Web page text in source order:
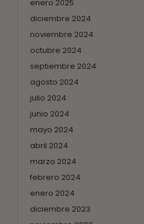
enero 2025
diciembre 2024
noviembre 2024
octubre 2024
septiembre 2024
agosto 2024
julio 2024
junio 2024
mayo 2024
abril 2024
marzo 2024
febrero 2024
enero 2024
diciembre 2023